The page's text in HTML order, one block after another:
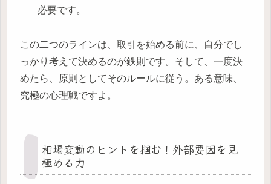
必要です。
この二つのラインは、取引を始める前に、自分でし
っかり考えて決めるのが鉄則です。そして、一度決
めたら、原則としてそのルールに従う。ある意味、
究極の心理戦ですよ。
相場変動のヒントを掴む！外部要因を見
極める力